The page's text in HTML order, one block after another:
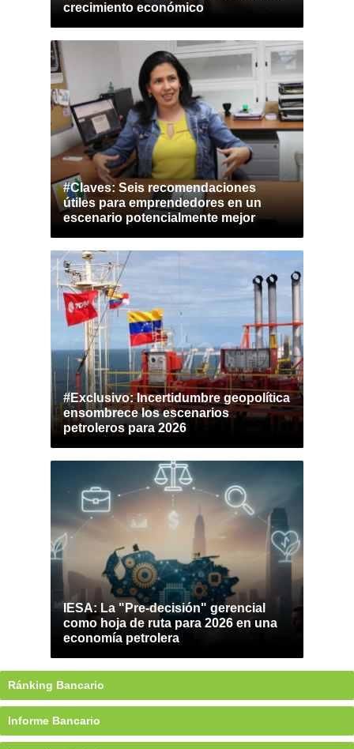
crecimiento económico
#Claves: Seis recomendaciones
útiles para emprendedores en un
escenario potencialmente mejor
#Exclusivo: Incertidumbre geopolítica
ensombrece los escenarios
petroleros para 2026
IESA: La "Pre-decisión" gerencial
como hoja de ruta para 2026 en una
economía petrolera
Ránking Bancario
Informe Bancario